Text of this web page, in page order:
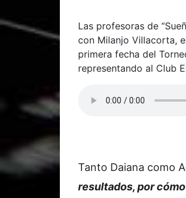
Las profesoras de
con Milanjo Villacorta,
primera fecha del
representando al Club
Tanto Daiana como
resultados, por